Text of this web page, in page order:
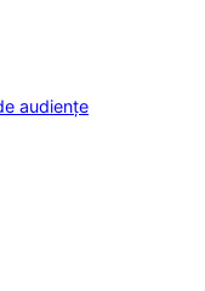
audiențe